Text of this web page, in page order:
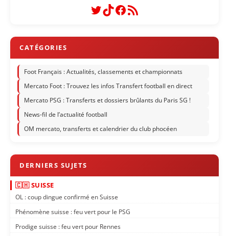
Twitter
TikTok
Facebook
Flux RSS
Foot Français : Actualités, classements et championnats
Mercato Foot : Trouvez les infos Transfert football en direct
Mercato PSG : Transferts et dossiers brûlants du Paris SG !
News-fil de l’actualité football
OM mercato, transferts et calendrier du club phocéen
🇨🇭 SUISSE
OL : coup dingue confirmé en Suisse
Phénomène suisse : feu vert pour le PSG
Prodige suisse : feu vert pour Rennes